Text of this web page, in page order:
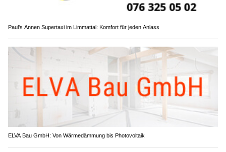
Paul's Annen Supertaxi im Limmattal: Komfort für jeden Anlass
ELVA Bau GmbH: Von Wärmedämmung bis Photovoltaik